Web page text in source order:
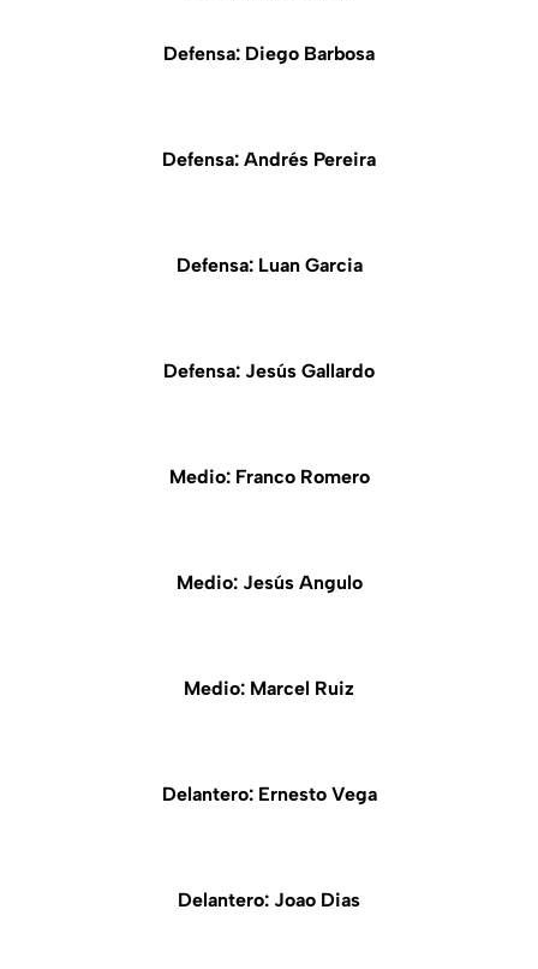
Defensa: Diego Barbosa
Defensa: Andrés Pereira
Defensa: Luan Garcia
Defensa: Jesús Gallardo
Medio: Franco Romero
Medio: Jesús Angulo
Medio: Marcel Ruiz
Delantero: Ernesto Vega
Delantero: Joao Dias